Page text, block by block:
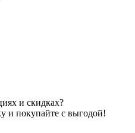
и скидках?
и покупайте с выгодой!